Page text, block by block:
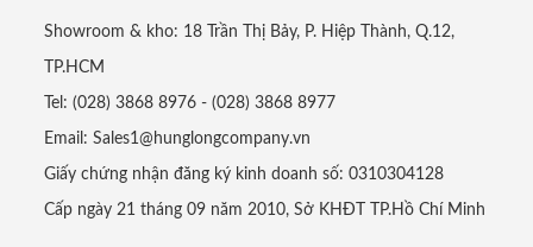
Showroom & kho: 18 Trần Thị Bảy, P. Hiệp Thành, Q.12,
TP.HCM
Tel: (028) 3868 8976 - (028) 3868 8977
Email: Sales1@hunglongcompany.vn
Giấy chứng nhận đăng ký kinh doanh số: 0310304128
Cấp ngày 21 tháng 09 năm 2010, Sở KHĐT TP.Hồ Chí Minh